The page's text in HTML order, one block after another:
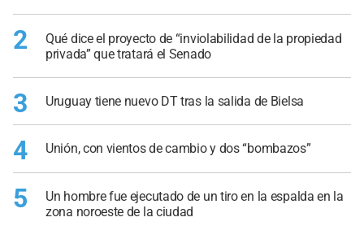
2
Qué dice el proyecto de “inviolabilidad de la propiedad
privada” que tratará el Senado
3 Uruguay tiene nuevo DT tras la salida de Bielsa
4 Unión, con vientos de cambio y dos “bombazos”
5
Un hombre fue ejecutado de un tiro en la espalda en la
zona noroeste de la ciudad